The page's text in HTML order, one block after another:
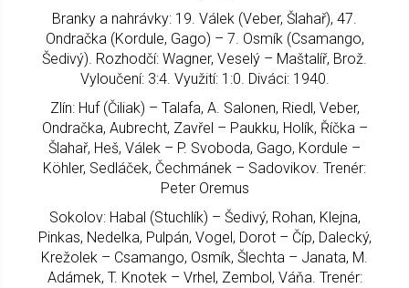
Branky a nahrávky: 19. Válek (Veber, Šlahař), 47.
Ondračka (Kordule, Gago) – 7. Osmík (Csamango,
Šedivý). Rozhodčí: Wagner, Veselý – Maštalíř, Brož.
Vyloučení: 3:4. Využití: 1:0. Diváci: 1940.
Zlín: Huf (Čiliak) – Talafa, A. Salonen, Riedl, Veber,
Ondračka, Aubrecht, Zavřel – Paukku, Holík, Říčka –
Šlahař, Heš, Válek – P. Svoboda, Gago, Kordule –
Köhler, Sedláček, Čechmánek – Sadovikov. Trenér:
Peter Oremus
Sokolov: Habal (Stuchlík) – Šedivý, Rohan, Klejna,
Pinkas, Nedelka, Pulpán, Vogel, Dorot – Číp, Dalecký,
Krežolek – Csamango, Osmík, Šlechta – Janata, M.
Adámek, T. Knotek – Vrhel, Zembol, Váňa. Trenér: